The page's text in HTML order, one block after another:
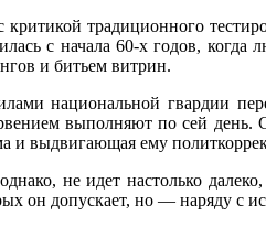
критикой традиционного
с начала 60-х годов,
и битьем витрин.
национальной гвардии
выполняют по сей день.
и выдвигающая ему
не идет настолько
он допускает, но — наряду с